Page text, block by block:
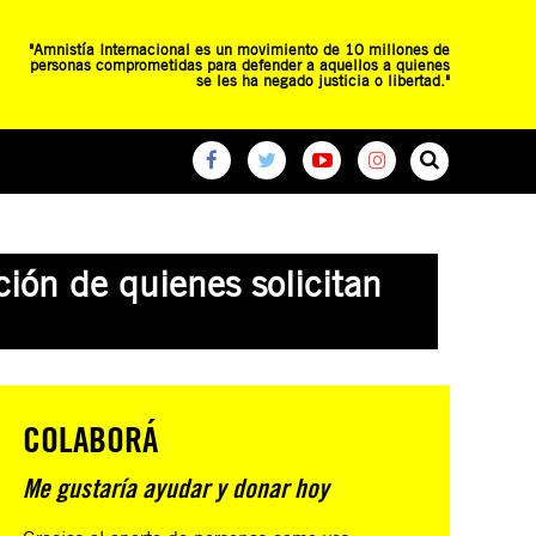
"Amnistía Internacional es un movimiento de 10 millones de
personas comprometidas para defender a aquellos a quienes
se les ha negado justicia o libertad."
de quienes solicitan
COLABORÁ
Me gustaría ayudar y donar hoy